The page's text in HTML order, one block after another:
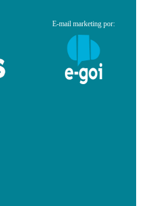
E-mail marketing por: